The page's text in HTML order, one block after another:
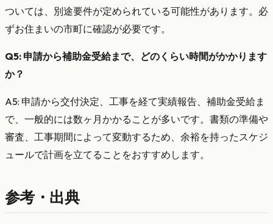
ついては、別途要件が定められている可能性があります。必
ずお住まいの市町に確認が必要です。
Q5: 申請から補助金受給まで、どのくらい時間がかかります
か？
A5: 申請から交付決定、工事を経て実績報告、補助金受給ま
で、一般的には数ヶ月かかることが多いです。書類の準備や
審査、工事期間によって変動するため、余裕を持ったスケジ
ュールで計画を立てることをおすすめします。
参考・出典